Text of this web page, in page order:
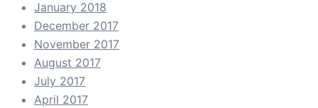
January 2018
December 2017
November 2017
August 2017
July 2017
April 2017